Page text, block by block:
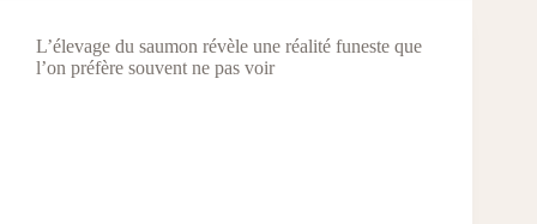
L’élevage du saumon révèle une réalité funeste que
l’on préfère souvent ne pas voir